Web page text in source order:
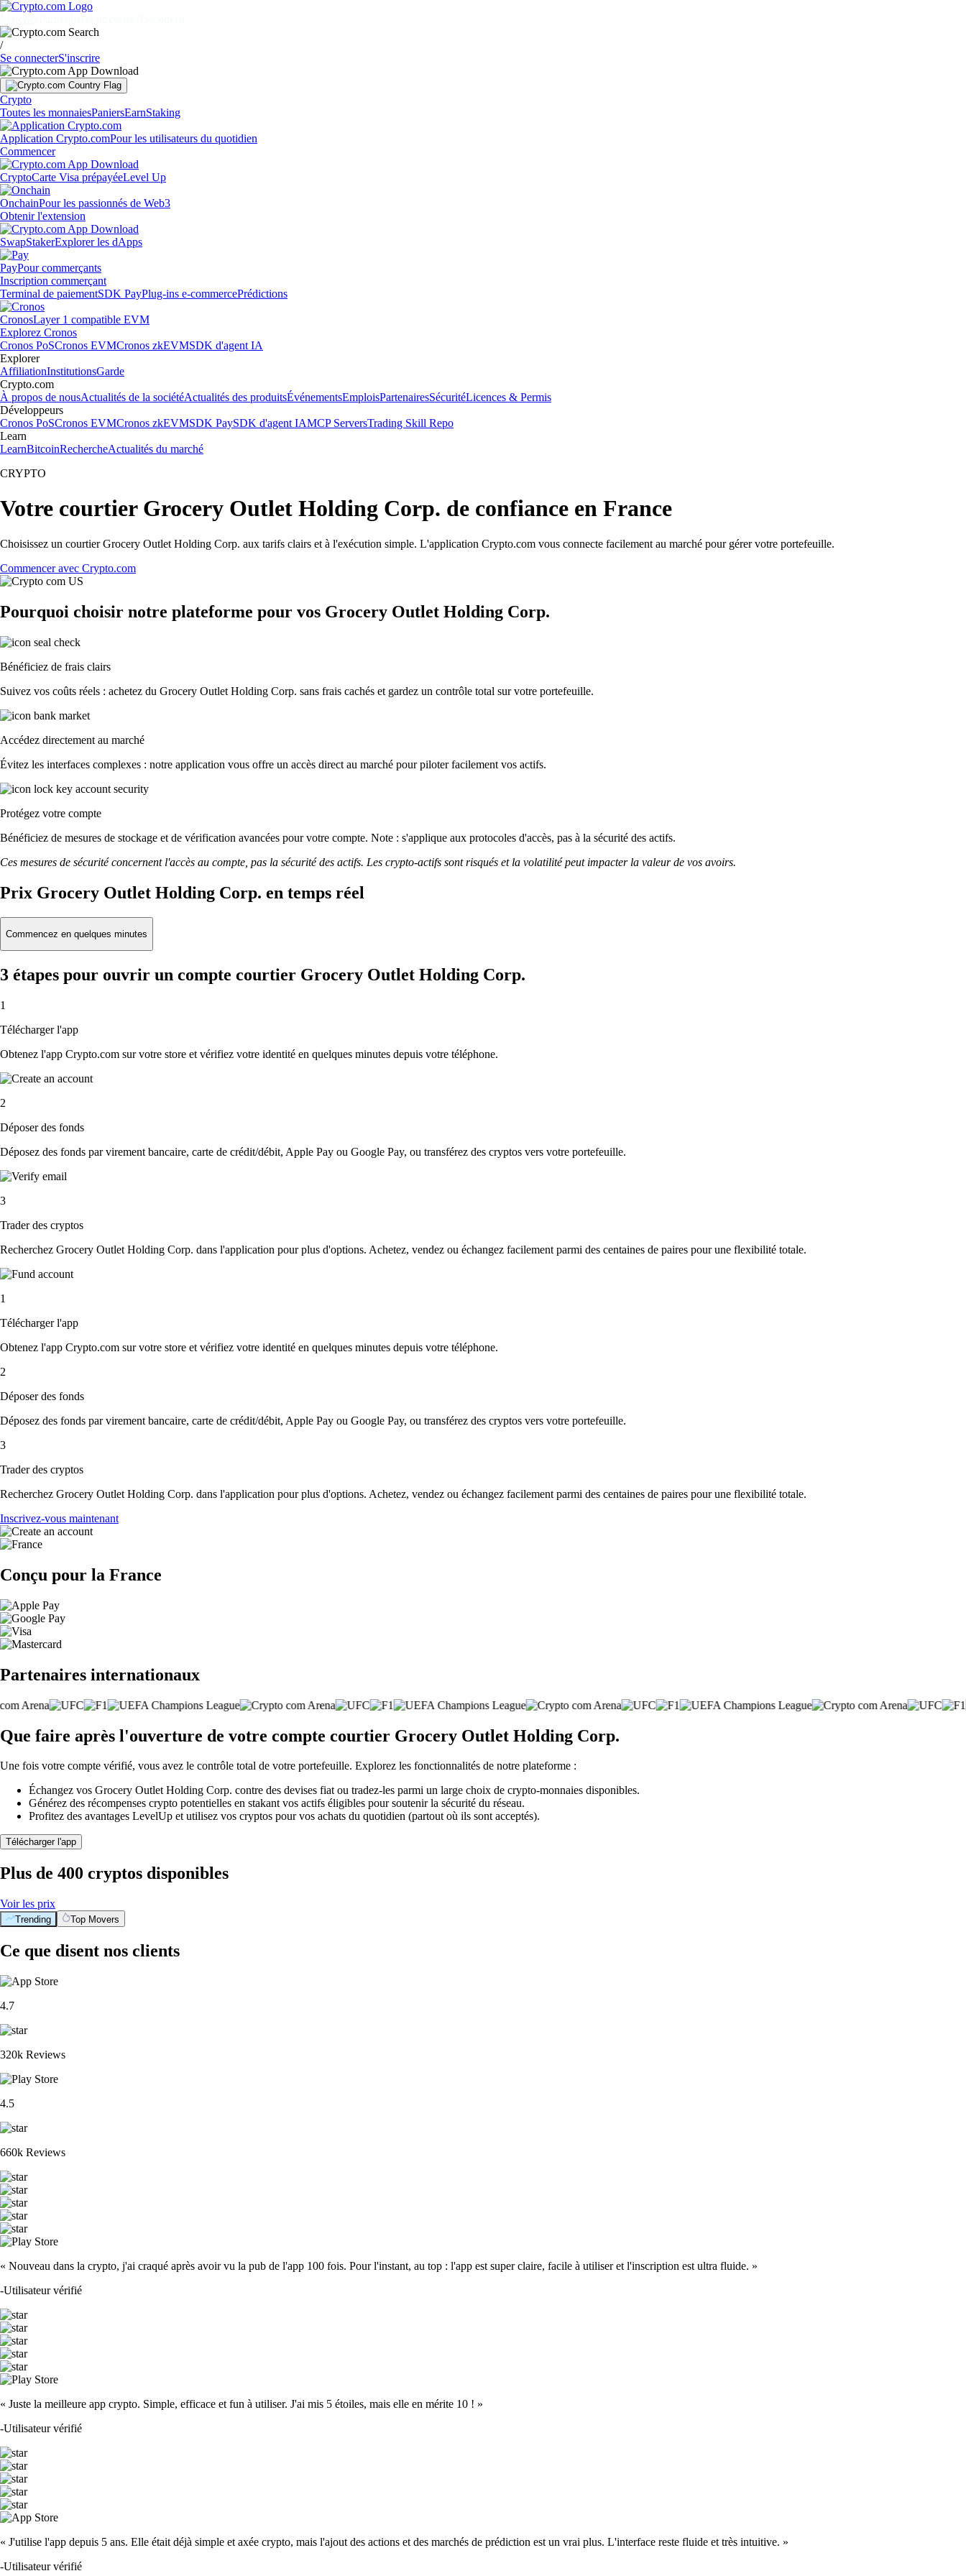
/
Se connecterS'inscrire
Crypto
Toutes les monnaiesPaniersEarnStaking
Application Crypto.comPour les utilisateurs du quotidien
Commencer
CryptoCarte Visa prépayéeLevel Up
OnchainPour les passionnés de Web3
Obtenir l'extension
SwapStakerExplorer les dApps
PayPour commerçants
Inscription commerçant
Terminal de paiementSDK PayPlug-ins e-commercePrédictions
CronosLayer 1 compatible EVM
Explorez Cronos
Cronos PoSCronos EVMCronos zkEVMSDK d'agent IA
Explorer
AffiliationInstitutionsGarde
Crypto.com
À propos de nousActualités de la sociétéActualités des produitsÉvénementsEmploisPartenairesSécuritéLicences & Permis
Développeurs
Cronos PoSCronos EVMCronos zkEVMSDK PaySDK d'agent IAMCP ServersTrading Skill Repo
Learn
LearnBitcoinRechercheActualités du marché
CRYPTO
Votre courtier Grocery Outlet Holding Corp. de confiance en France
Choisissez un courtier Grocery Outlet Holding Corp. aux tarifs clairs et à l'exécution simple. L'application Crypto.com vous connecte facilement au marché pour gérer votre portefeuille.
Commencer avec Crypto.com
Pourquoi choisir notre plateforme pour vos Grocery Outlet Holding Corp.
Bénéficiez de frais clairs
Suivez vos coûts réels : achetez du Grocery Outlet Holding Corp. sans frais cachés et gardez un contrôle total sur votre portefeuille.
Accédez directement au marché
Évitez les interfaces complexes : notre application vous offre un accès direct au marché pour piloter facilement vos actifs.
Protégez votre compte
Bénéficiez de mesures de stockage et de vérification avancées pour votre compte. Note : s'applique aux protocoles d'accès, pas à la sécurité des actifs.
Ces mesures de sécurité concernent l'accès au compte, pas la sécurité des actifs. Les crypto-actifs sont risqués et la volatilité peut impacter la valeur de vos avoirs.
Prix Grocery Outlet Holding Corp. en temps réel
Commencez en quelques minutes
3 étapes pour ouvrir un compte courtier Grocery Outlet Holding Corp.
1
Télécharger l'app
Obtenez l'app Crypto.com sur votre store et vérifiez votre identité en quelques minutes depuis votre téléphone.
2
Déposer des fonds
Déposez des fonds par virement bancaire, carte de crédit/débit, Apple Pay ou Google Pay, ou transférez des cryptos vers votre portefeuille.
3
Trader des cryptos
Recherchez Grocery Outlet Holding Corp. dans l'application pour plus d'options. Achetez, vendez ou échangez facilement parmi des centaines de paires pour une flexibilité totale.
1
Télécharger l'app
Obtenez l'app Crypto.com sur votre store et vérifiez votre identité en quelques minutes depuis votre téléphone.
2
Déposer des fonds
Déposez des fonds par virement bancaire, carte de crédit/débit, Apple Pay ou Google Pay, ou transférez des cryptos vers votre portefeuille.
3
Trader des cryptos
Recherchez Grocery Outlet Holding Corp. dans l'application pour plus d'options. Achetez, vendez ou échangez facilement parmi des centaines de paires pour une flexibilité totale.
Inscrivez-vous maintenant
Conçu pour la France
Partenaires internationaux
Que faire après l'ouverture de votre compte courtier Grocery Outlet Holding Corp.
Une fois votre compte vérifié, vous avez le contrôle total de votre portefeuille. Explorez les fonctionnalités de notre plateforme :
Échangez vos Grocery Outlet Holding Corp. contre des devises fiat ou tradez-les parmi un large choix de crypto-monnaies disponibles.
Générez des récompenses crypto potentielles en stakant vos actifs éligibles pour soutenir la sécurité du réseau.
Profitez des avantages LevelUp et utilisez vos cryptos pour vos achats du quotidien (partout où ils sont acceptés).
Télécharger l'app
Plus de 400 cryptos disponibles
Voir les prix
Trending Top Movers
Ce que disent nos clients
4.7
320k Reviews
4.5
660k Reviews
« Nouveau dans la crypto, j'ai craqué après avoir vu la pub de l'app 100 fois. Pour l'instant, au top : l'app est super claire, facile à utiliser et l'inscription est ultra fluide. »
-Utilisateur vérifié
« Juste la meilleure app crypto. Simple, efficace et fun à utiliser. J'ai mis 5 étoiles, mais elle en mérite 10 ! »
-Utilisateur vérifié
« J'utilise l'app depuis 5 ans. Elle était déjà simple et axée crypto, mais l'ajout des actions et des marchés de prédiction est un vrai plus. L'interface reste fluide et très intuitive. »
-Utilisateur vérifié